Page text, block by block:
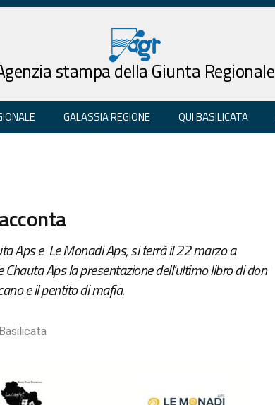
stampa della Giunta Regionale
GALASSIA REGIONE QUI BASILICATA
Aps e Le Monadi Aps, si terrà il 22 marzo a
Aps la presentazione dell'ultimo libro di don
e il pentito di mafia.